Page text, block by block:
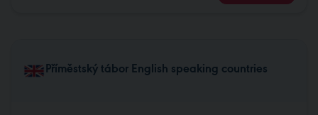
Příměstský tábor English speaking countries